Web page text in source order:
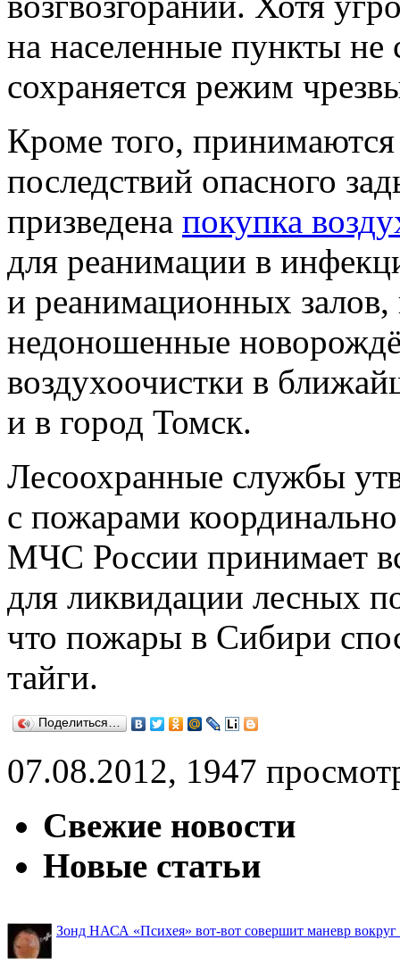
на населенные пункты не
сохраняется режим
Кроме того,
последствий опасного
призведена покупка
для реанимации в
и реанимационных
недоношенные
воздухоочистки в
и в город Томск.
Лесоохранные службы
с пожарами
МЧС России принимает
для ликвидации лесных
что пожары в Сибири
тайги.
Поделиться…
07.08.2012, 1947
Свежие новости
Новые статьи
Зонд НАСА «Психея» вот-вот совершит маневр вокруг